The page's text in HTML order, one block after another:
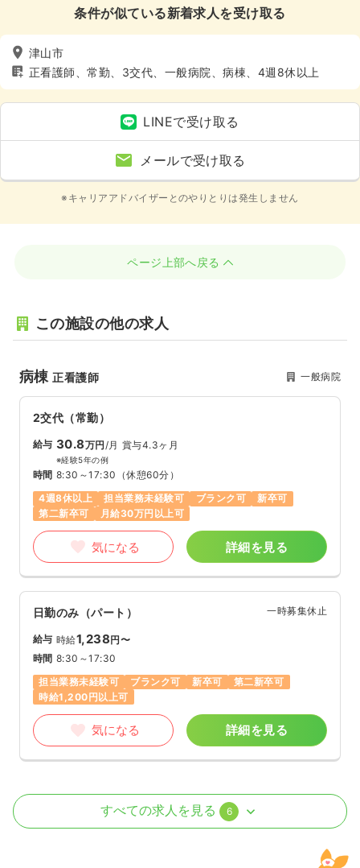
条件が似ている新着求人を受け取る
津山市
正看護師、常勤、3交代、一般病院、病棟、4週8休以上
LINEで受け取る
メールで受け取る
※キャリアアドバイザーとのやりとりは発生しません
ページ上部へ戻る
この施設の他の求人
病棟正看護師 一般病院
2交代（常勤）
給与 30.8万円/月 賞与4.3ヶ月
※経験5年の例
時間 8:30～17:30 （休憩60分）
4週8休以上
担当業務未経験可 ブランク可
新卒可
第二新卒可
月給30万円以上可
気になる 詳細を見る
日勤のみ（パート） 一時募集休止
給与 時給1,238円〜
時間 8:30～17:30
担当業務未経験可
ブランク可 新卒可
第二新卒可
時給1,200円以上可
気になる 詳細を見る
外来 正・准看護師すべての求人を見る 6